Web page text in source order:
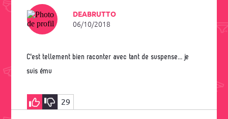
DEABRUTTO
06/10/2018
c'est tellement bien raconter avec tant de suspense... je
suis ému
29